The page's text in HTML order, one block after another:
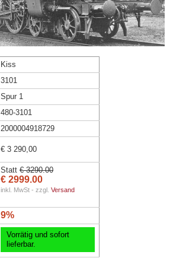
Kiss
3101
Spur 1
480-3101
2000004918729
€ 3 290,00
Statt € 3290.00
€ 2999.00
inkl. MwSt - zzgl. Versand
9%
Vorrätig und sofort
lieferbar.